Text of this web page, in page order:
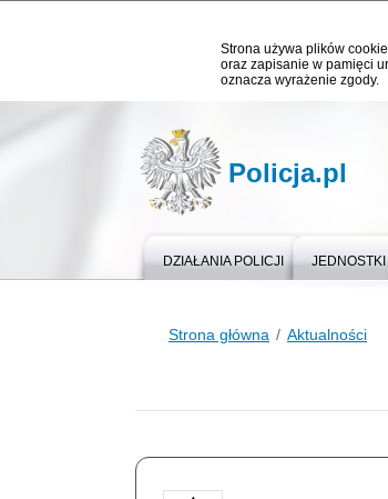
Strona używa plików
oraz zapisanie w pamięci
oznacza wyrażenie zgody.
Policja.pl
DZIAŁANIA POLICJI JEDNOSTKI
Strona główna Aktualności